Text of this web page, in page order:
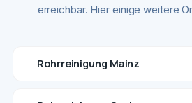
erreichbar. Hier einige weitere
Rohrreinigung Mainz